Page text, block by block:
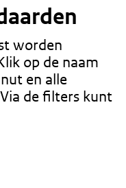
worden
op de naam
en alle
de filters kunt